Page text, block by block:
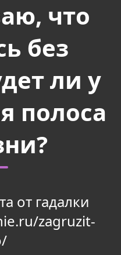
что
без
ли у
полоса
от гадалки
zagruzit-